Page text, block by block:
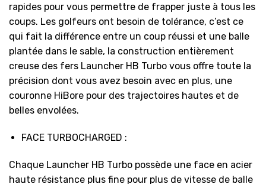
rapides pour vous permettre de frapper juste à tous les
coups. Les golfeurs ont besoin de tolérance, c’est ce
qui fait la différence entre un coup réussi et une balle
plantée dans le sable, la construction entièrement
creuse des fers Launcher HB Turbo vous offre toute la
précision dont vous avez besoin avec en plus, une
couronne HiBore pour des trajectoires hautes et de
belles envolées.
FACE TURBOCHARGED :
Chaque Launcher HB Turbo possède une face en acier
haute résistance plus fine pour plus de vitesse de balle